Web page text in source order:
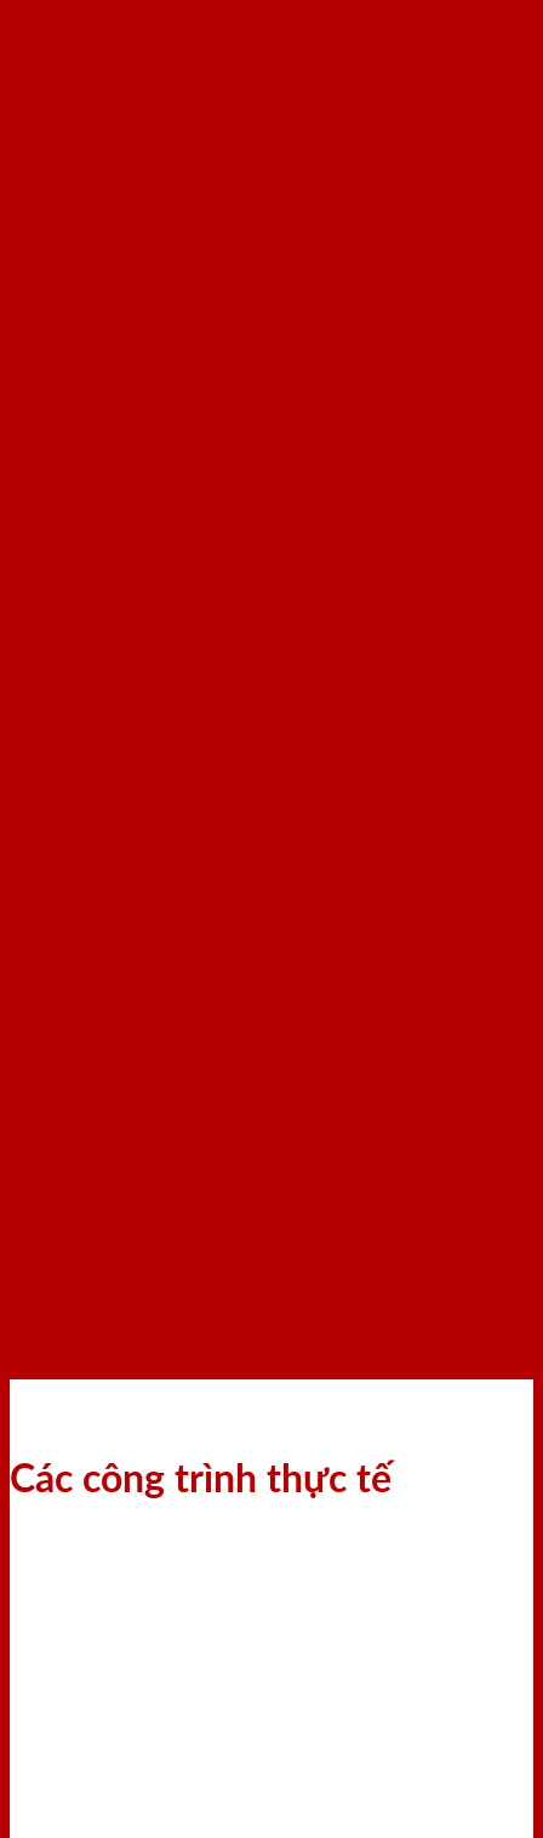
Các công trình thực tế